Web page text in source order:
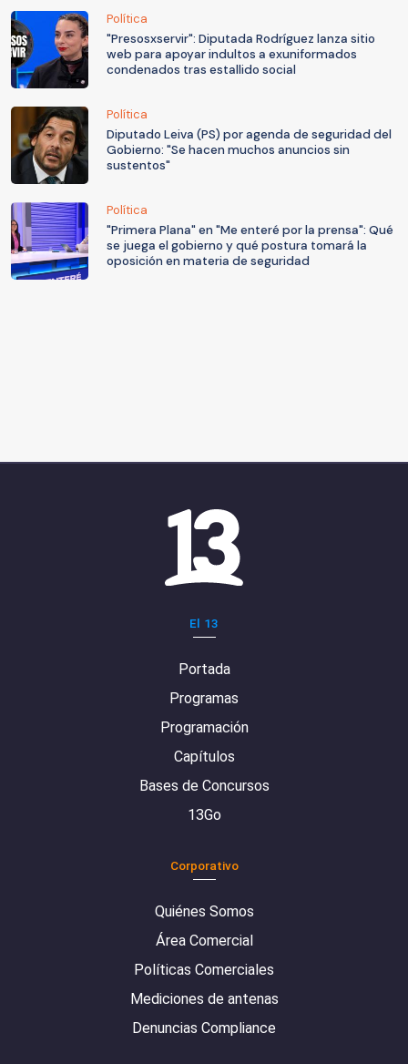
Política
"Presosxservir": Diputada Rodríguez lanza sitio
web para apoyar indultos a exuniformados
condenados tras estallido social
Política
Diputado Leiva (PS) por agenda de seguridad del
Gobierno: "Se hacen muchos anuncios sin
sustentos"
Política
"Primera Plana" en "Me enteré por la prensa": Qué
se juega el gobierno y qué postura tomará la
oposición en materia de seguridad
El 13
Portada
Programas
Programación
Capítulos
Bases de Concursos
13Go
Corporativo
Quiénes Somos
Área Comercial
Políticas Comerciales
Mediciones de antenas
Denuncias Compliance